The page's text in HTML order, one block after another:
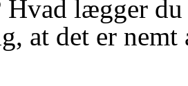
Hvad lægger
at det er